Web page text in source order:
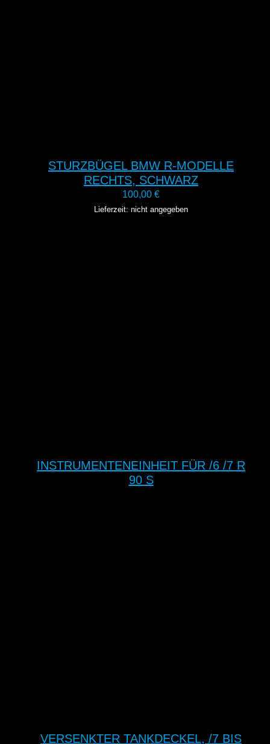
STURZBÜGEL BMW R-MODELLE
RECHTS, SCHWARZ
100,00 €
Lieferzeit: nicht angegeben
INSTRUMENTENEINHEIT FÜR /6 /7 R
90 S
VERSENKTER TANKDECKEL, /7 BIS